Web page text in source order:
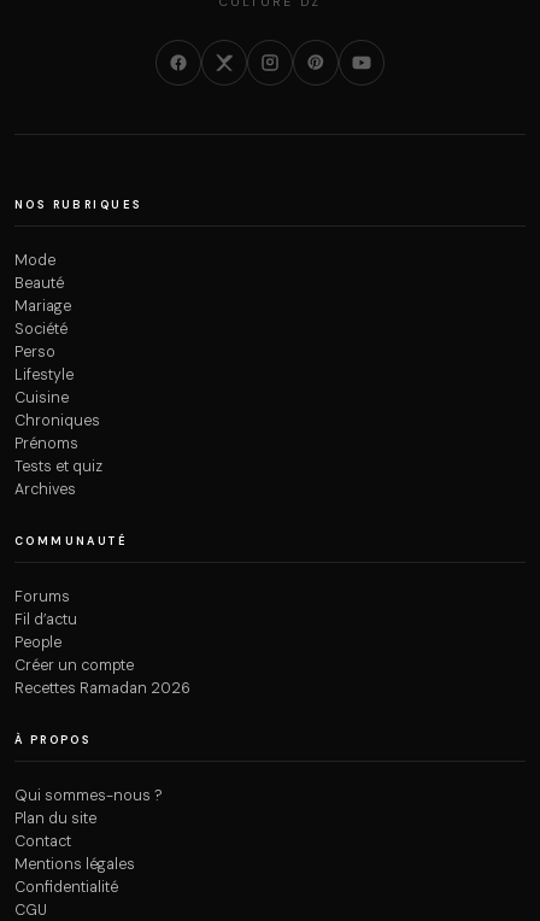
NOS RUBRIQUES
Mode
Beauté
Mariage
Société
Perso
Lifestyle
Cuisine
Chroniques
Prénoms
Tests et quiz
Archives
COMMUNAUTÉ
Forums
Fil d’actu
People
Créer un compte
Recettes Ramadan 2026
À PROPOS
Qui sommes-nous ?
Plan du site
Contact
Mentions légales
Confidentialité
CGU